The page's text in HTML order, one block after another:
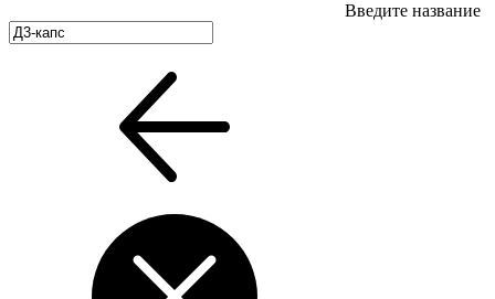
Введите название